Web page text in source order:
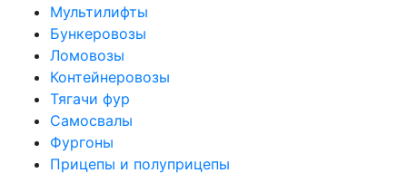
Мультилифты
Бункеровозы
Ломовозы
Контейнеровозы
Тягачи фур
Самосвалы
Фургоны
Прицепы и полуприцепы